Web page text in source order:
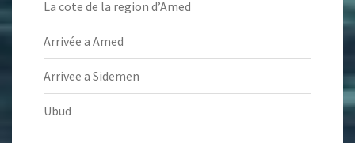
La cote de la region d’Amed
Arrivée a Amed
Arrivee a Sidemen
Ubud